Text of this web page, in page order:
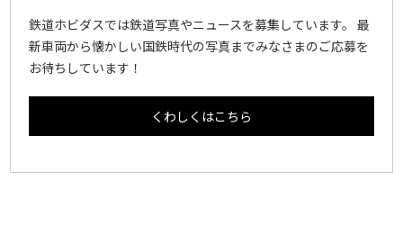
鉄道ホビダスでは鉄道写真やニュースを募集しています。 最
新車両から懐かしい国鉄時代の写真までみなさまのご応募を
お待ちしています！
くわしくはこちら